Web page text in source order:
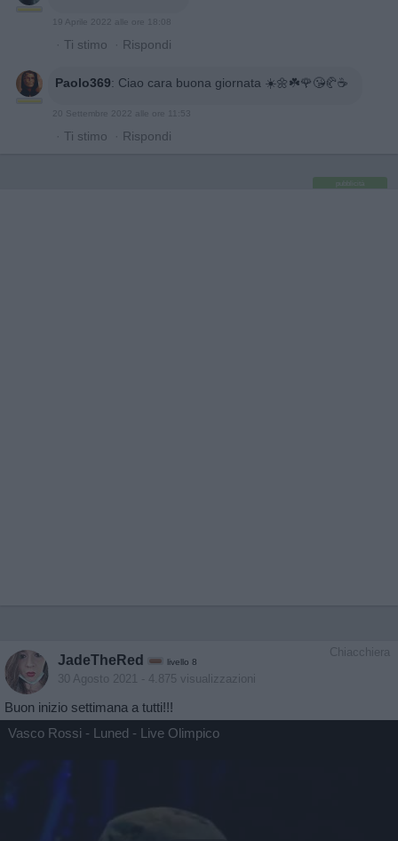
19 Aprile 2022 alle ore 18:08
· Ti stimo · Rispondi
Paolo369: Ciao cara buona giornata ☀️🌼☘️🌹😘🥐☕
· Ti stimo · Rispondi
pubblicità
Chiacchiera
JadeTheRed livello 8
30 Agosto 2021 - 4.875 visualizzazioni
Buon inizio settimana a tutti!!!
Vasco Rossi - Luned - Live Olimpico